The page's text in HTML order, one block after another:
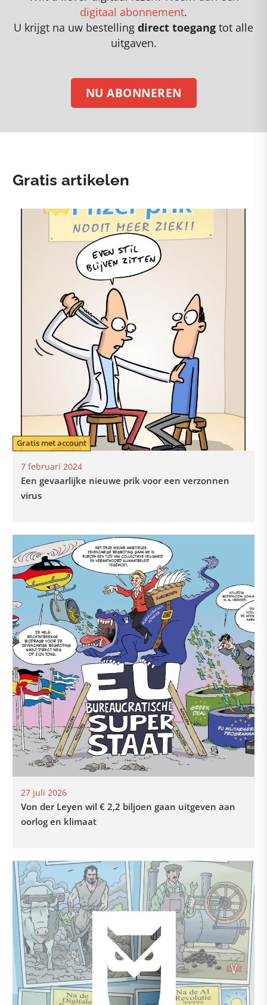
digitaal abonnement.
U krijgt na uw bestelling direct toegang tot alle
uitgaven.
NU ABONNEREN
Gratis artikelen
7 februari 2024
Gratis met account
Een gevaarlijke nieuwe prik voor een verzonnen
virus
27 juli 2026
Von der Leyen wil € 2,2 biljoen gaan uitgeven aan
oorlog en klimaat